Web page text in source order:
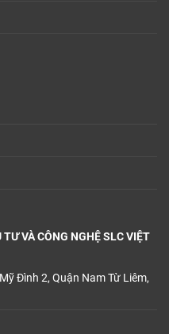
VÀ CÔNG NGHỆ SLC VIỆT
Đình 2, Quận Nam Từ Liêm,